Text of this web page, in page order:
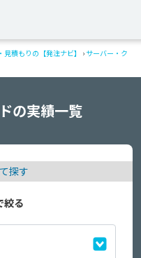
積もりの【発注ナビ】 › サーバー・ク
の実績一覧
探す
絞る